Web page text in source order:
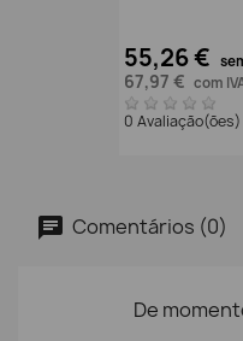
55,26 €
67,97 € com
0 Avaliação(ões)
Comentários (0)
De